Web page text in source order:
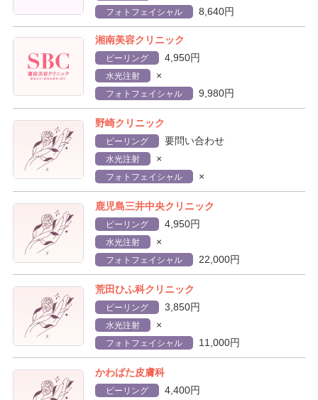
フォトフェイシャル 8,640円
湘南美容クリニック
ピーリング 4,950円
水光注射 ×
フォトフェイシャル 9,980円
野崎クリニック
ピーリング 要問い合わせ
水光注射 ×
フォトフェイシャル ×
鹿児島三井中央クリニック
ピーリング 4,950円
水光注射 ×
フォトフェイシャル 22,000円
荒田ひふ科クリニック
ピーリング 3,850円
水光注射 ×
フォトフェイシャル 11,000円
かわばた皮膚科
ピーリング 4,400円